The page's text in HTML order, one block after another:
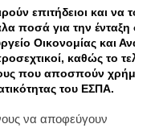
επιτήδειοι και να
ποσά για την ένταξη
Οικονομίας και
καθώς το
που αποσπούν
του ΕΣΠΑ.
να αποφεύγουν